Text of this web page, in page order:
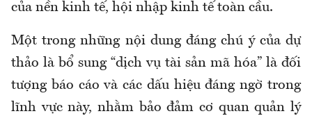
của nền kinh tế, hội nhập kinh tế toàn cầu.
Một trong những nội dung đáng chú ý của dự
thảo là bổ sung “dịch vụ tài sản mã hóa” là đối
tượng báo cáo và các dấu hiệu đáng ngờ trong
lĩnh vực này, nhằm bảo đảm cơ quan quản lý